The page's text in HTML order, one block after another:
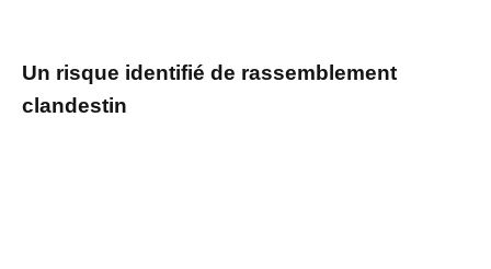
Un risque identifié de rassemblement
clandestin